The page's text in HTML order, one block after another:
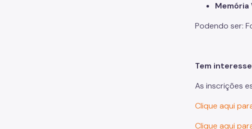
Memória
Podendo ser:
Tem
As inscrições
Clique aqui
Clique aqui